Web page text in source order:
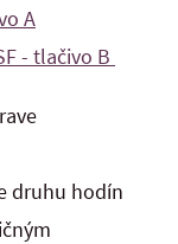
A
- tlačivo B
druhu hodín